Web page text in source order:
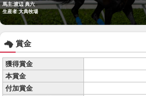
馬主:渡辺 典六
生産者:大典牧場
賞金
獲得賞金
本賞金
付加賞金